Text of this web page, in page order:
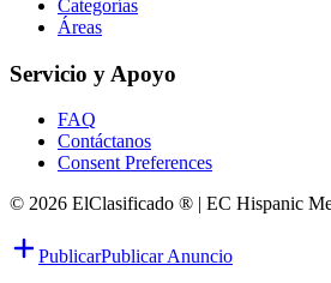
Categorías
Áreas
Servicio y Apoyo
FAQ
Contáctanos
Consent Preferences
© 2026 ElClasificado ® | EC Hispanic
PublicarPublicar Anuncio